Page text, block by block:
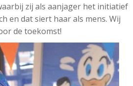
zij als aanjager het initiatief
en dat siert haar als mens. Wij
de toekomst!